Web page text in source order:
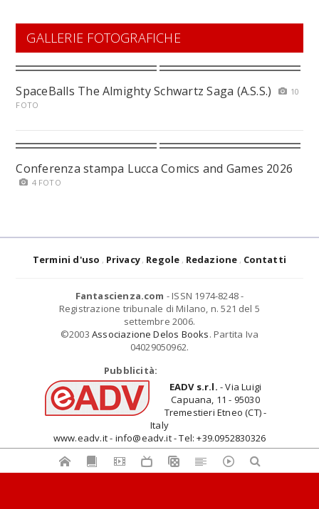
GALLERIE FOTOGRAFICHE
SpaceBalls The Almighty Schwartz Saga (A.S.S.)
10
FOTO
Conferenza stampa Lucca Comics and Games 2026
4 FOTO
Termini d'uso Privacy Regole Redazione Contatti
Fantascienza.com - ISSN 1974-8248 -
Registrazione tribunale di Milano, n. 521 del 5
settembre 2006.
©2003 Associazione Delos Books. Partita Iva
04029050962.
Pubblicità:
EADV s.r.l. - Via Luigi
Capuana, 11 - 95030
Tremestieri Etneo (CT) -
Italy
www.eadv.it - info@eadv.it - Tel: +39.0952830326